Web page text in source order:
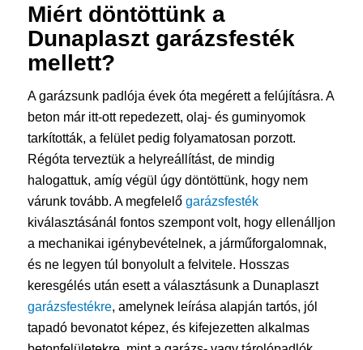
Miért döntöttünk a
Dunaplaszt garázsfesték
mellett?
A garázsunk padlója évek óta megérett a felújításra. A
beton már itt-ott repedezett, olaj- és guminyomok
tarkították, a felület pedig folyamatosan porzott.
Régóta terveztük a helyreállítást, de mindig
halogattuk, amíg végül úgy döntöttünk, hogy nem
várunk tovább. A megfelelő garázsfesték
kiválasztásánál fontos szempont volt, hogy ellenálljon
a mechanikai igénybevételnek, a járműforgalomnak,
és ne legyen túl bonyolult a felvitele. Hosszas
keresgélés után esett a választásunk a Dunaplaszt
garázsfestékre, amelynek leírása alapján tartós, jól
tapadó bevonatot képez, és kifejezetten alkalmas